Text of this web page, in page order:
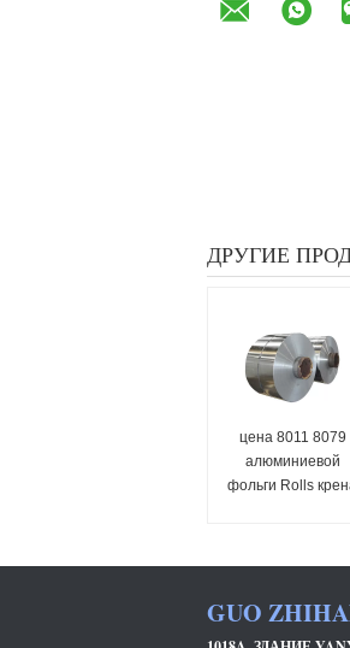
ДРУГИЕ
цена 8011 8079
алюминиевой
фольги Rolls
промышленной
GUO